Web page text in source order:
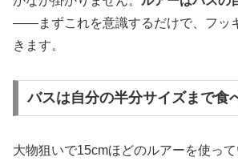
——まずこれを意識するだけで、フッ
きます。
バスは自分の半分サイズまで食
大物狙いで15cmほどのルアーを使っ